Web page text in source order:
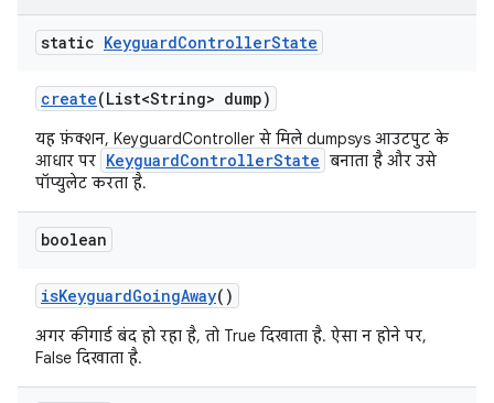
static KeyguardControllerState
create(List<String> dump)
यह फ़ंक्शन, KeyguardController से मिले dumpsys आउटपुट के
आधार पर KeyguardControllerState बनाता है और उसे
पॉप्युलेट करता है.
boolean
isKeyguardGoingAway()
अगर कीगार्ड बंद हो रहा है, तो True दिखाता है. ऐसा न होने पर,
False दिखाता है.